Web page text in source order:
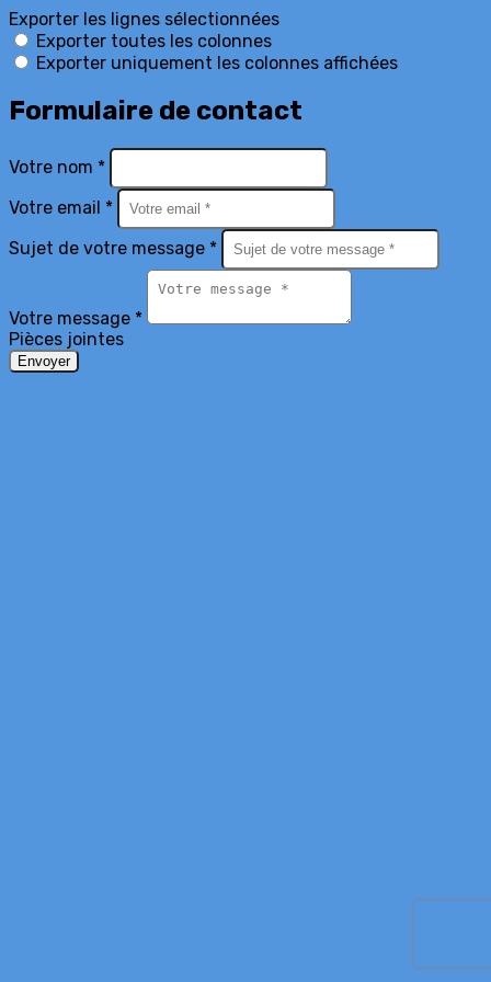
Exporter les lignes sélectionnées
Exporter toutes les colonnes
Exporter uniquement les colonnes affichées
Formulaire de contact
Votre nom *
Votre email *
Sujet de votre message *
Votre message *
Pièces jointes
Envoyer